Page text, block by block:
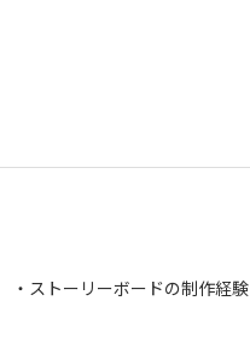
・ストーリーボードの制作経験